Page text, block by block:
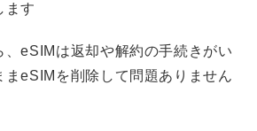
ます
、eSIMは返却や解約の手続きがい
まeSIMを削除して問題ありません